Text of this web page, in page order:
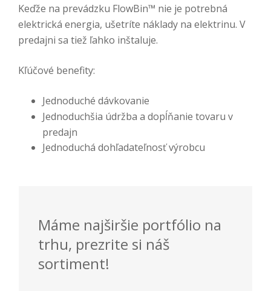
Keďže na prevádzku FlowBin™ nie je potrebná
elektrická energia, ušetríte náklady na elektrinu. V
predajni sa tiež ľahko inštaluje.
Kľúčové benefity:
Jednoduché dávkovanie
Jednoduchšia údržba a dopĺňanie tovaru v
predajn
Jednoduchá dohľadateľnosť výrobcu
Máme najširšie portfólio na
trhu, prezrite si náš
sortiment!